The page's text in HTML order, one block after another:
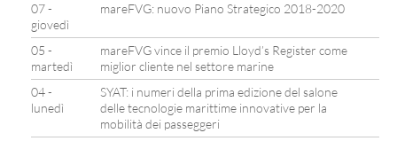
07 -
giovedì
mareFVG: nuovo Piano Strategico 2018-2020
05 -
martedì
mareFVG vince il premio Lloyd’s Register come
miglior cliente nel settore marine
04 -
lunedì
SYAT: i numeri della prima edizione del salone
delle tecnologie marittime innovative per la
mobilità dei passeggeri